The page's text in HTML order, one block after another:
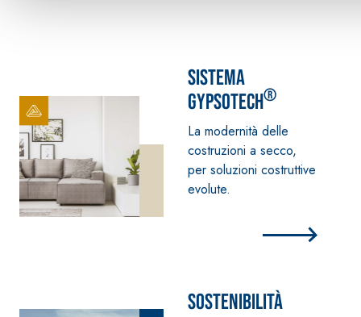
Sistema
GYPSOTECH®
La modernità delle
costruzioni a secco,
per soluzioni costruttive
evolute.
Sostenibilità